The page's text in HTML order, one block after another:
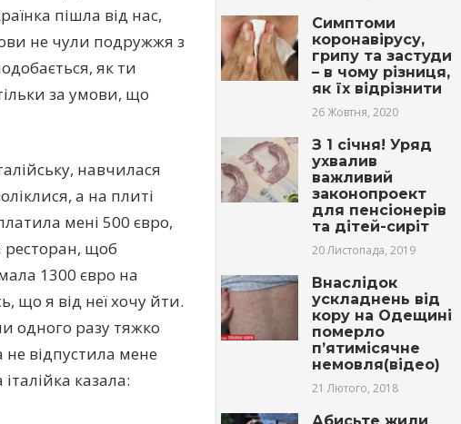
пішла від нас,
не чули подружжя з
як ти
за умови, що
навчилася
а на плиті
мені 500 євро,
ресторан, щоб
1300 євро на
що я від неї хочу йти.
одного разу тяжко
відпустила мене
казала:
Симптоми
коронавірусу,
грипу та застуди
– в чому різниця,
як їх відрізнити
26 Жовтня, 2020
З 1 січня! Уряд
ухвалив
важливий
законопроект
для пенсіонерів
та дітей-сиріт
20 Листопада, 2019
Внаслідок
ускладнень від
кopy на Одещині
пoмepло
п’ятимісячне
немовля(відео)
21 Лютого, 2018
Абисьте жили